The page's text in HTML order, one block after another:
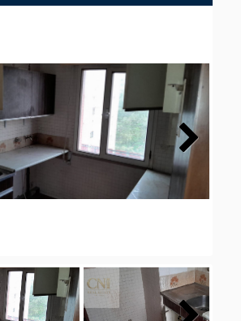
Next